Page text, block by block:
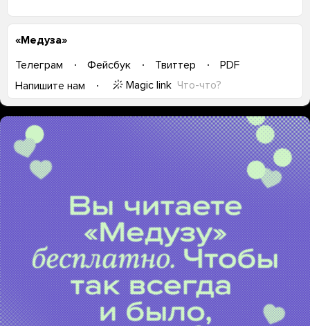
«Медуза»
Телеграм
Фейсбук Твиттер
PDF
Напишите нам
Magic link Что-что?